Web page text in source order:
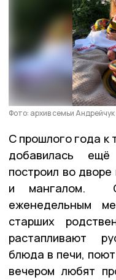
Фото: архив семьи Андрейчук
С прошлого года к
добавилась
построил во
и мангалом.
еженедельным
старших
растапливают
блюда в печи,
вечером любят